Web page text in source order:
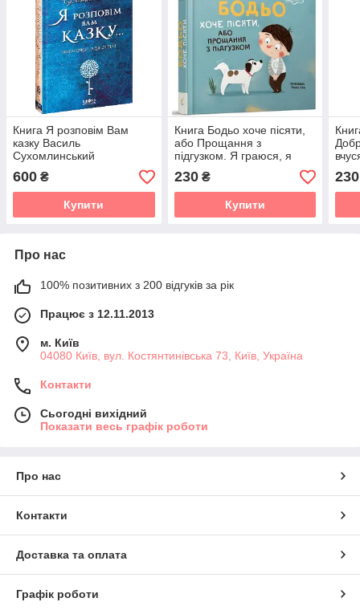
Книга Я розповім Вам
казку Василь
Сухомлинський
600 ₴
Купити
Книга Бодьо хоче пісяти,
або Прощання з
підгузком. Я граюся, я
вчуся / Марта Галевська-
Кустра (українською)
230₴
Купити
230
Про нас
100% позитивних з 200 відгуків за рік
Працює з 12.11.2013
м. Київ
04080 Київ, вул. Костянтинівська 73, Київ, Україна
Контакти
Сьогодні вихідний
Показати весь графік роботи
Про нас
Контакти
Доставка та оплата
Графік роботи